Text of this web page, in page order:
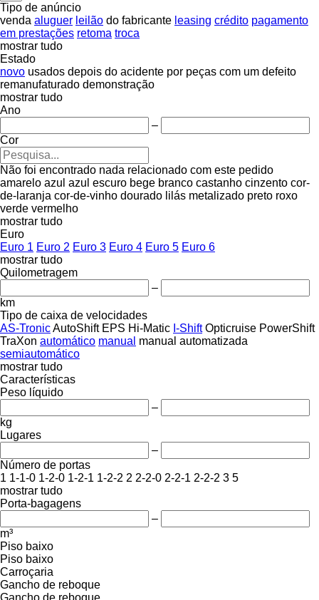
Tipo de anúncio
venda aluguer leilão do fabricante leasing crédito pagamento
em prestações retoma troca
mostrar tudo
Estado
novo usados depois do acidente por peças com um defeito
remanufaturado demonstração
mostrar tudo
Ano
–
Cor
Não foi encontrado nada relacionado com este pedido
amarelo azul azul escuro bege branco castanho cinzento cor-
de-laranja cor-de-vinho dourado lilás metalizado preto roxo
verde vermelho
mostrar tudo
Euro
Euro 1 Euro 2 Euro 3 Euro 4 Euro 5 Euro 6
mostrar tudo
Quilometragem
–
km
Tipo de caixa de velocidades
AS-TronicAutoShift EPS Hi-Matic I-Shift Opticruise PowerShift
TraXon automático manual manual automatizada
semiautomático
mostrar tudo
Características
Peso líquido
–
kg
Lugares
–
Número de portas
1 1-1-0 1-2-0 1-2-1 1-2-2 2 2-2-0 2-2-1 2-2-2 3 5
mostrar tudo
Porta-bagagens
–
m³
Piso baixo
Piso baixo
Carroçaria
Gancho de reboque
Gancho de reboque